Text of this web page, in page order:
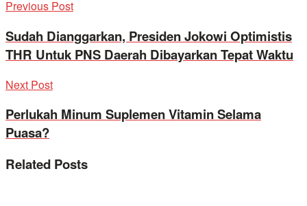
Previous Post
Sudah Dianggarkan, Presiden Jokowi Optimistis
THR Untuk PNS Daerah Dibayarkan Tepat Waktu
Next Post
Perlukah Minum Suplemen Vitamin Selama
Puasa?
Related Posts